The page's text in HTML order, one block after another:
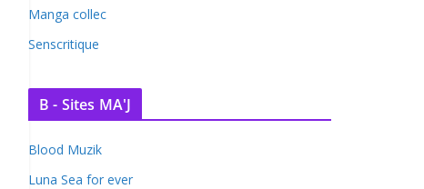
Manga collec
Senscritique
B - Sites MA'J
Blood Muzik
Luna Sea for ever